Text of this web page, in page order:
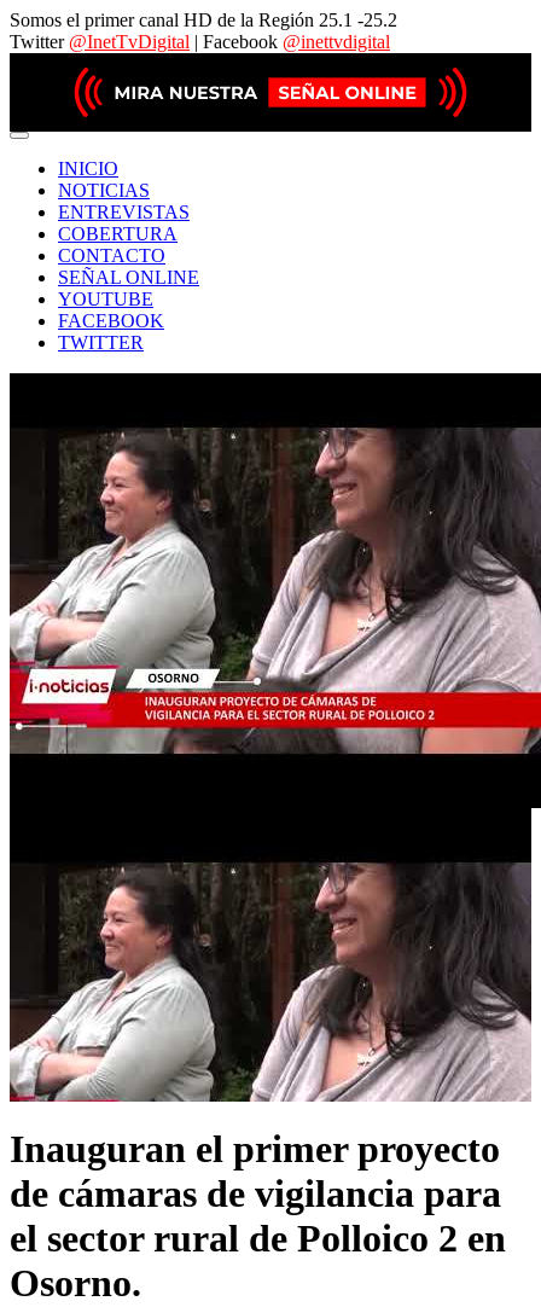
Somos el primer canal HD de la Región 25.1 -25.2
Twitter @InetTvDigital | Facebook @inettvdigital
INICIO
NOTICIAS
ENTREVISTAS
COBERTURA
CONTACTO
SEÑAL ONLINE
YOUTUBE
FACEBOOK
TWITTER
Inauguran el primer proyecto
de cámaras de vigilancia para
el sector rural de Polloico 2 en
Osorno.